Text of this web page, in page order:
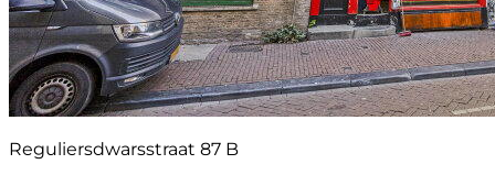
Reguliersdwarsstraat 87 B